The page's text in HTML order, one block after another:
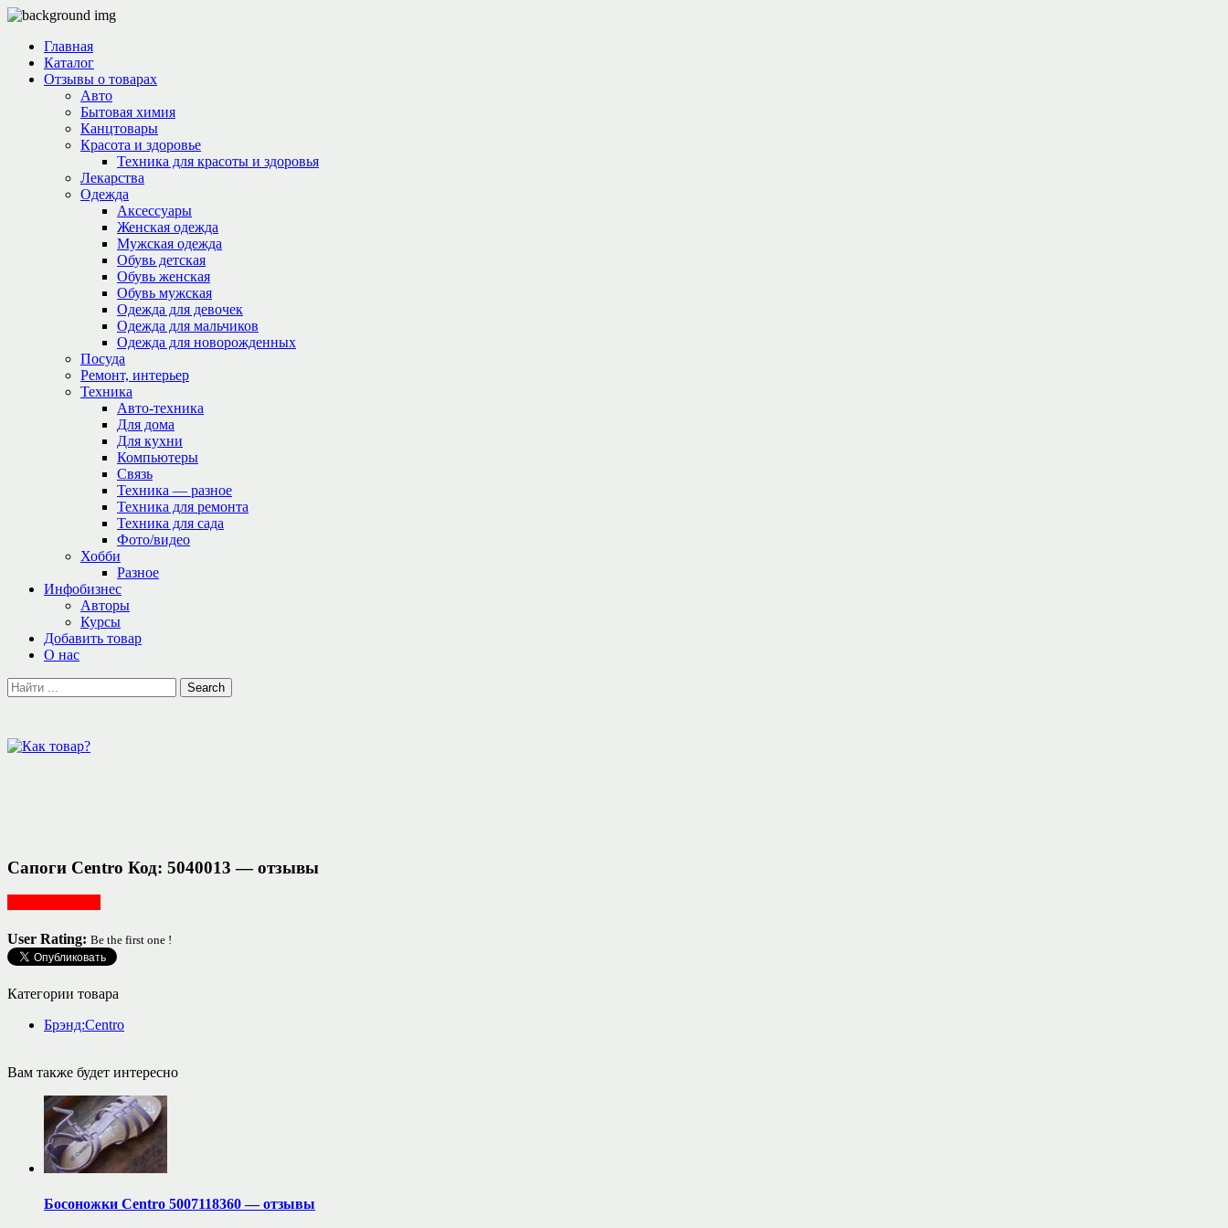
Главная
Каталог
Отзывы о товарах
Авто
Бытовая химия
Канцтовары
Красота и здоровье
Техника для красоты и здоровья
Лекарства
Одежда
Аксессуары
Женская одежда
Мужская одежда
Обувь детская
Обувь женская
Обувь мужская
Одежда для девочек
Одежда для мальчиков
Одежда для новорожденных
Посуда
Ремонт, интерьер
Техника
Авто-техника
Для дома
Для кухни
Компьютеры
Связь
Техника — разное
Техника для ремонта
Техника для сада
Фото/видео
Хобби
Разное
Инфобизнес
Авторы
Курсы
Добавить товар
О нас
Сапоги Centro Код: 5040013 — отзывы
User Rating: Be the first one !
Категории товара
Брэнд:Centro
Вам также будет интересно
Босоножки Centro 5007118360 — отзывы